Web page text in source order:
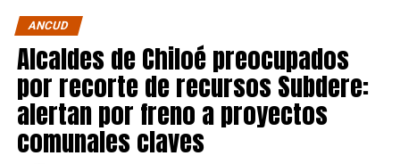
ANCUD
Alcaldes de Chiloé preocupados
por recorte de recursos Subdere:
alertan por freno a proyectos
comunales claves